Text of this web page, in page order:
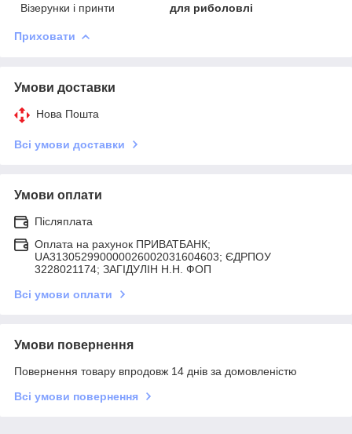
Візерунки і принти
для риболовлі
Приховати
Умови доставки
Нова Пошта
Всі умови доставки
Умови оплати
Післяплата
Оплата на рахунок ПРИВАТБАНК;
UA313052990000026002031604603; ЄДРПОУ
3228021174; ЗАГIДУЛIН Н.Н. ФОП
Всі умови оплати
Умови повернення
Повернення товару впродовж 14 днів за домовленістю
Всі умови повернення